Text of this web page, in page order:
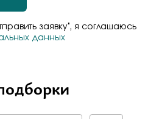
заявку", я соглашаюсь
данных